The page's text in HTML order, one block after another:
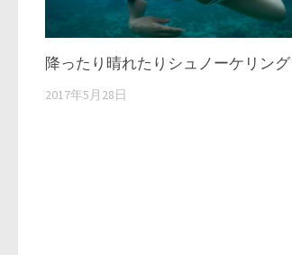
降ったり晴れたりシュノーケリング
2017年5月28日